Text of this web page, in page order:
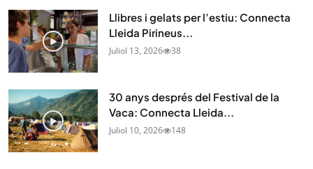
Llibres i gelats per l’estiu: Connecta
Lleida Pirineus...
Juliol 13, 2026 38
30 anys després del Festival de la
Vaca: Connecta Lleida...
Juliol 10, 2026 148